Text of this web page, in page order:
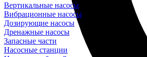
Вертикальные насосы
Вибрационные насосы
Дозирующие насосы
Дренажные насосы
Запасные части
Насосные станции